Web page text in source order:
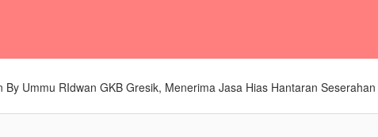
By Ummu RIdwan GKB Gresik, Menerima Jasa Hias Hantaran